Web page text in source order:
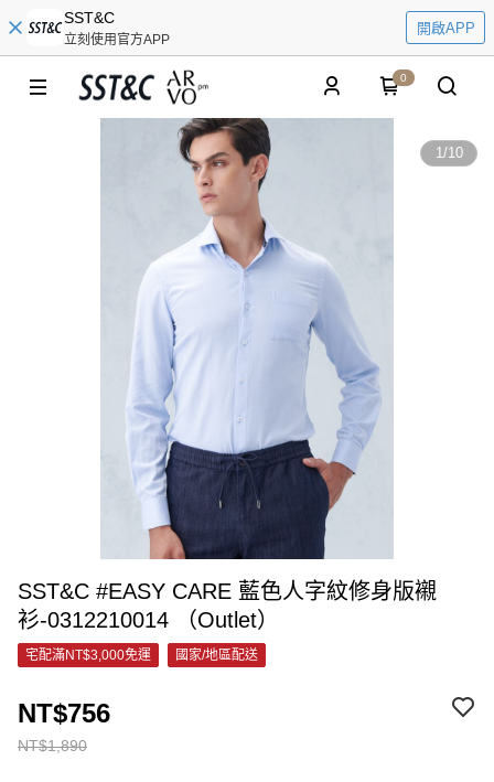
SST&C
立刻使用官方APP
開啟APP
0
1/10
SST&C #EASY CARE 藍色人字紋修身版襯
衫-0312210014 （Outlet）
宅配滿NT$3,000免運 國家/地區配送
NT$1,890
NT$756